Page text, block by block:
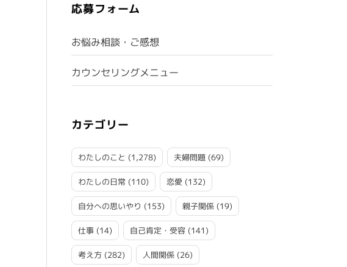
応募フォーム
お悩み相談・ご感想
カウンセリングメニュー
カテゴリー
わたしのこと (1,278) 夫婦問題 (69)
わたしの日常 (110) 恋愛 (132)
自分への思いやり (153) 親子関係 (19)
仕事 (14) 自己肯定・受容 (141)
考え方 (282) 人間関係 (26)